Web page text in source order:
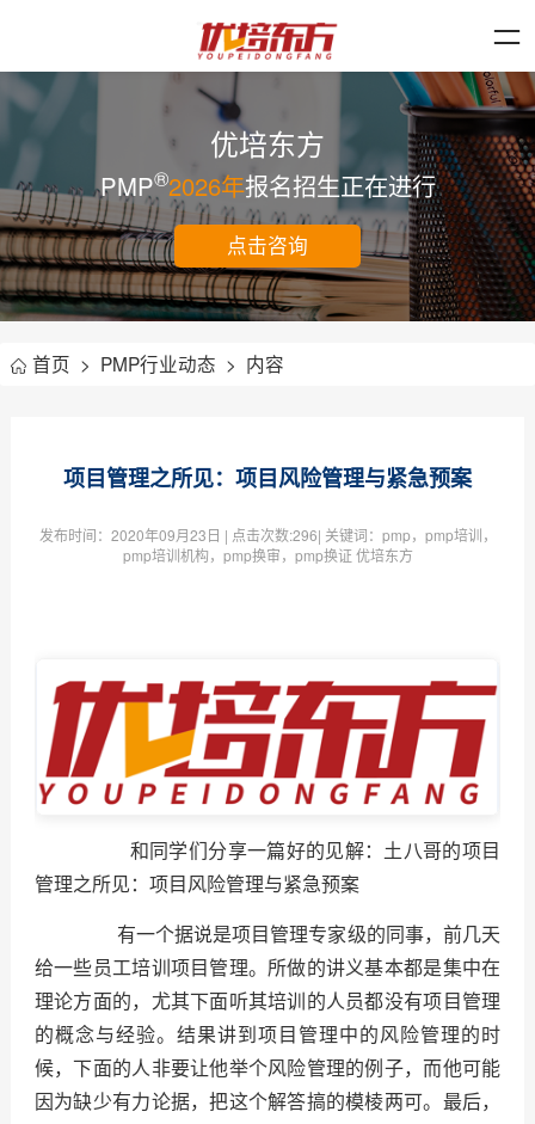
优培东方
PMP®2026年报名招生正在进行
点击咨询
首页 > PMP行业动态 > 内容
项目管理之所见：项目风险管理与紧急预案
发布时间： 2020年09月23日 | 点击次数:296| 关键词：pmp，pmp培训，
pmp培训机构，pmp换审，pmp换证 优培东方
和同学们分享一篇好的见解：土八哥的项目
管理之所见：项目风险管理与紧急预案
有一个据说是项目管理专家级的同事，前几天
给一些员工培训项目管理。所做的讲义基本都是集中在
理论方面的，尤其下面听其培训的人员都没有项目管理
的概念与经验。结果讲到项目管理中的风险管理的时
候，下面的人非要让他举个风险管理的例子，而他可能
因为缺少有力论据，把这个解答搞的模棱两可。最后，